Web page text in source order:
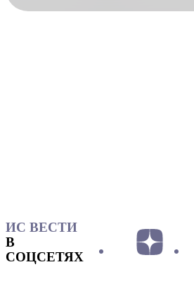
ИС ВЕСТИ
В
СОЦСЕТЯХ